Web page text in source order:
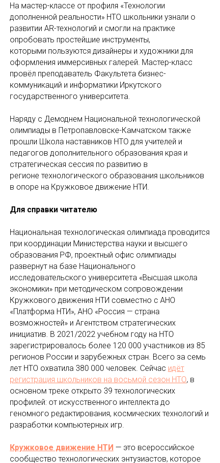
На мастер-классе от профиля «Технологии
дополненной реальности» НТО школьники узнали о
развитии AR-технологий и смогли на практике
опробовать простейшие инструменты,
которыми пользуются дизайнеры и художники для
оформления иммерсивных галерей. Мастер-класс
провёл преподаватель Факультета бизнес-
коммуникаций и информатики Иркутского
государственного университета.
Наряду с Демоднем Национальной технологической
олимпиады в Петропавловске-Камчатском также
прошли Школа наставников НТО для учителей и
педагогов дополнительного образования края и
стратегическая сессия по развитию в
регионе технологического образования школьников
в опоре на Кружковое движение НТИ.
Для справки читателю
Национальная технологическая олимпиада проводится
при координации Министерства науки и высшего
образования РФ, проектный офис олимпиады
развернут на базе Национального
исследовательского университета «Высшая школа
экономики» при методическом сопровождении
Кружкового движения НТИ совместно с АНО
«Платформа НТИ», АНО «Россия — страна
возможностей» и Агентством стратегических
инициатив. В 2021/2022 учебном году на НТО
зарегистрировалось более 120 000 участников из 85
регионов России и зарубежных стран. Всего за семь
лет НТО охватила 380 000 человек. Сейчас идёт
регистрация школьников на восьмой сезон НТО, в
основном треке открыто 39 технологических
профилей: от искусственного интеллекта до
геномного редактирования, космических технологий и
разработки компьютерных игр.
Кружковое движение НТИ — это всероссийское
сообщество технологических энтузиастов, которое